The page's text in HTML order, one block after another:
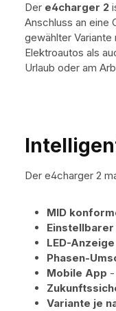
Der e4charger 2
Anschluss an eine
gewählter
Elektroautos als
Urlaub oder am
Der e4charger 2
MID
LED-Anzeige
Phasen-
Mobile App
Variante je